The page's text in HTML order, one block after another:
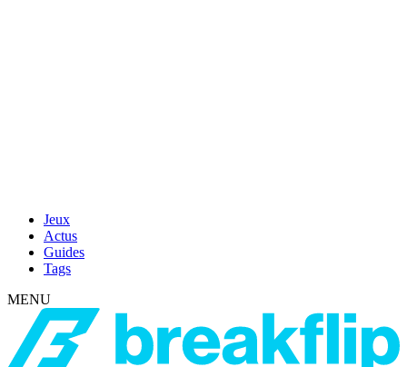
Jeux
Actus
Guides
Tags
MENU